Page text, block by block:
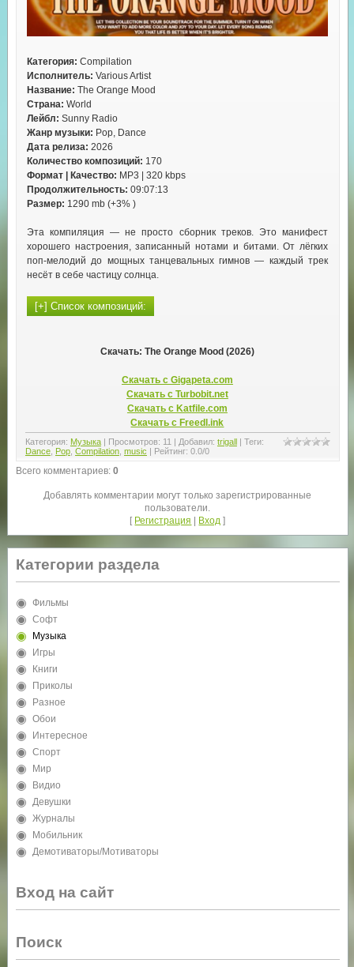
Категория: Compilation
Исполнитель: Various Artist
Название: The Orange Mood
Страна: World
Лейбл: Sunny Radio
Жанр музыки: Pop, Dance
Дата релиза: 2026
Количество композиций: 170
Формат | Качество: MP3 | 320 kbps
Продолжительность: 09:07:13
Размер: 1290 mb (+3% )
Эта компиляция — не просто сборник треков. Это манифест
хорошего настроения, записанный нотами и битами. От лёгких
поп‑мелодий до мощных танцевальных гимнов — каждый трек
несёт в себе частицу солнца.
Скачать: The Orange Mood (2026)
Скачать с Gigapeta.com
Скачать с Turbobit.net
Скачать с Katfile.com
Скачать с Freedl.ink
Категория: Музыка| Просмотров: 11 | Добавил: trigall | Теги:
Dance, Pop, Compilation, music | Рейтинг: 0.0/0
Всего комментариев: 0
Добавлять комментарии могут только зарегистрированные
пользователи.
[ Регистрация | Вход ]
Категории раздела
Фильмы
Софт
Музыка
Игры
Книги
Приколы
Разное
Обои
Интересное
Спорт
Мир
Видио
Девушки
Журналы
Мобильник
Демотиваторы/Мотиваторы
Вход на сайт
Поиск